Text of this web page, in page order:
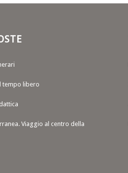
tempo libero
Viaggio al centro della